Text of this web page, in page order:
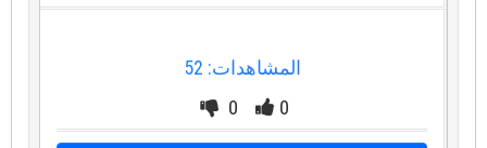
المشاهدات: 52
0
0